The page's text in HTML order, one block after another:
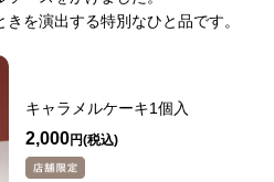
を演出する特別なひと品です。
キャラメルケーキ1個入
2,000円